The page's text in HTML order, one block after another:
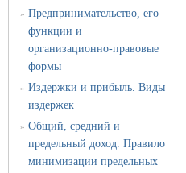
» Предпринимательство, его
функции и
организационно-правовые
формы
» Издержки и прибыль. Виды
издержек
» Общий, средний и
предельный доход. Правило
минимизации предельных